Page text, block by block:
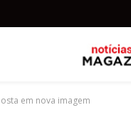
em nova imagem